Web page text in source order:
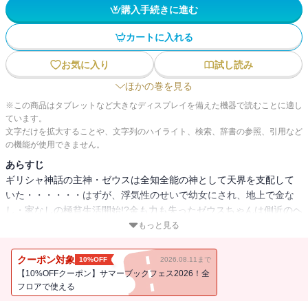
購入手続きに進む
カートに入れる
お気に入り
試し読み
ほかの巻を見る
※この商品はタブレットなど大きなディスプレイを備えた機器で読むことに適し
ています。
文字だけを拡大することや、文字列のハイライト、検索、辞書の参照、引用など
の機能が使用できません。
あらすじ
ギリシャ神話の主神・ゼウスは全知全能の神として天界を支配して
いた・・・・・・はずが、浮気性のせいで幼女にされ、地上で金な
し・家なしの極貧生活開始!?金も力も失ったゼウスちゃんは側近のヘ
ルメスにバイトを紹介されることに。しかし自信だけはたっぷりな
い!! 残念ヒロインによる「かわいそうだけどかわいすぎる」権威失墜
コメディ！！
もっと見る
クーポン対象 10%OFF 2026.08.11まで
【10%OFFクーポン】サマーブックフェス2026！全
フロアで使える